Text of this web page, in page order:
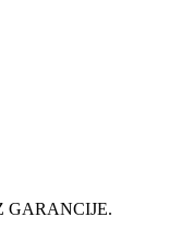
GARANCIJE.